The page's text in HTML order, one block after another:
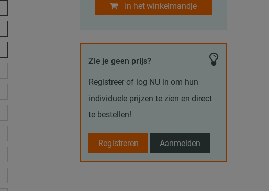
In het winkelmandje
Zie je geen prijs?
Registreer of log NU in om hun
individuele prijzen te zien en direct
te bestellen!
Registreren Aanmelden